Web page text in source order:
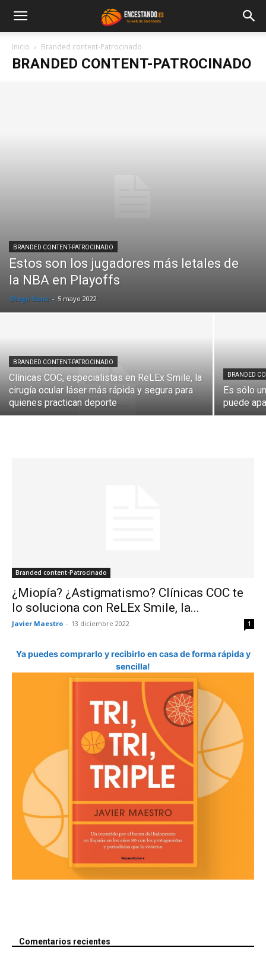
Inicio Branded content-Patrocinado
BRANDED CONTENT-PATROCINADO
BRANDED CONTENT-PATROCINADO
Estos son los jugadores más letales de
la NBA en Playoffs
Diego Sanz - 5 mayo 2022
BRANDED CONTENT-PATROCINADO
Clínicas COC, especialistas en ReLEx Smile, la
cirugía ocular láser más rápida y segura para
quienes practican deporte
BRANDED
Es sólo
puede
Branded content-Patrocinado
¿Miopía? ¿Astigmatismo? Clínicas COC te
lo soluciona con ReLEx Smile, la...
Javier Maestro - 13 diciembre 2022 1
Ya puedes comprarlo y recibirlo en casa de forma rápida y
sencilla!
Comentarios recientes